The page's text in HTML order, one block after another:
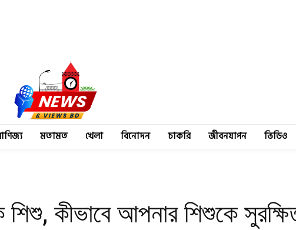
মতামত খেলা বিনোদন চাকরি জীবনযাপন ভিডিও
শিশু, কীভাবে আপনার শিশুকে